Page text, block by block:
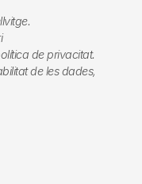
de privacitat.
de les dades,